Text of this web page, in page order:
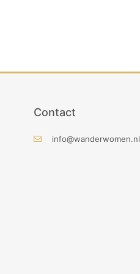
Contact
info@wanderwomen.nl